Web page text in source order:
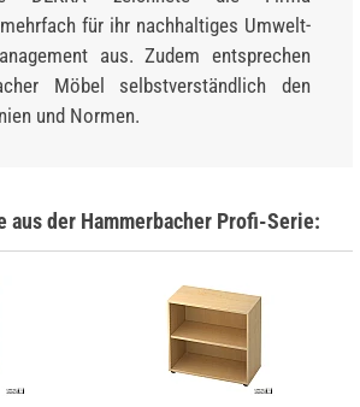
für ihr nachhaltiges Umwelt-
aus. Zudem entsprechen
Möbel selbstverständlich den
und Normen.
aus der Hammerbacher Profi-Serie: